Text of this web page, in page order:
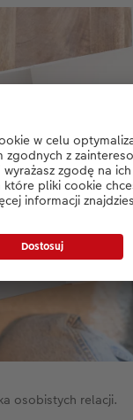
osobistych relacji.